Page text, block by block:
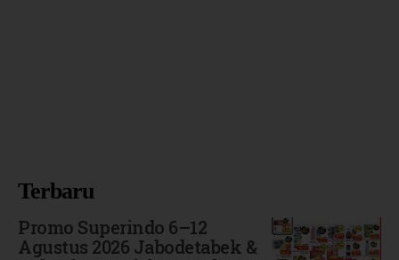
Terbaru
Promo Superindo 6–12
Agustus 2026 Jabodetabek &